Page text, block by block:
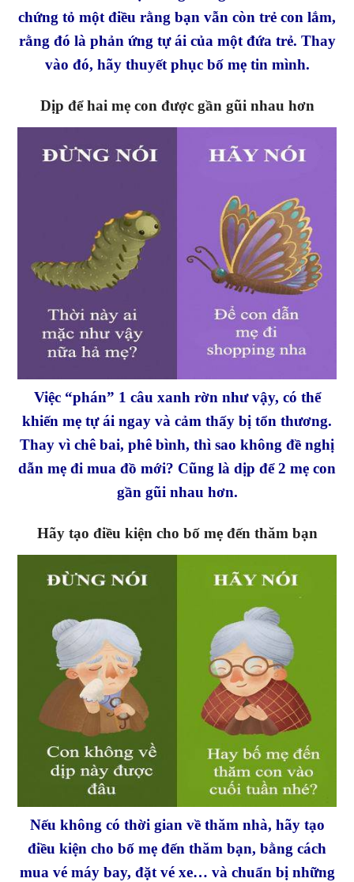
chứng tỏ một điều rằng bạn vẫn còn trẻ con lắm,
rằng đó là phản ứng tự ái của một đứa trẻ. Thay
vào đó, hãy thuyết phục bố mẹ tin mình.
Dịp để hai mẹ con được gần gũi nhau hơn
Việc “phán” 1 câu xanh rờn như vậy, có thể
khiến mẹ tự ái ngay và cảm thấy bị tổn thương.
Thay vì chê bai, phê bình, thì sao không đề nghị
dẫn mẹ đi mua đồ mới? Cũng là dịp để 2 mẹ con
gần gũi nhau hơn.
Hãy tạo điều kiện cho bố mẹ đến thăm bạn
Nếu không có thời gian về thăm nhà, hãy tạo
điều kiện cho bố mẹ đến thăm bạn, bằng cách
mua vé máy bay, đặt vé xe… và chuẩn bị những